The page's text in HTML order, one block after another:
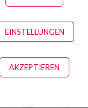
EINSTELLUNGEN
AKZEPTIEREN